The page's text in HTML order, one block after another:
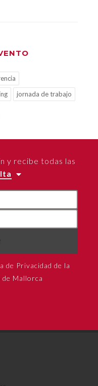
jornada de trabajo
y recibe todas las
de Privacidad de la
de Mallorca